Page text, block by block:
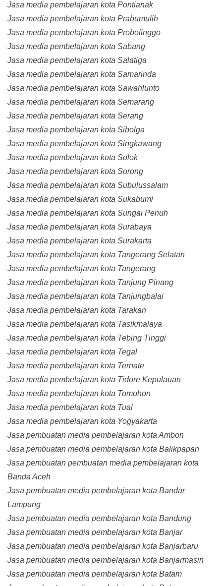
Jasa media pembelajaran kota Pontianak
Jasa media pembelajaran kota Prabumulih
Jasa media pembelajaran kota Probolinggo
Jasa media pembelajaran kota Sabang
Jasa media pembelajaran kota Salatiga
Jasa media pembelajaran kota Samarinda
Jasa media pembelajaran kota Sawahlunto
Jasa media pembelajaran kota Semarang
Jasa media pembelajaran kota Serang
Jasa media pembelajaran kota Sibolga
Jasa media pembelajaran kota Singkawang
Jasa media pembelajaran kota Solok
Jasa media pembelajaran kota Sorong
Jasa media pembelajaran kota Subulussalam
Jasa media pembelajaran kota Sukabumi
Jasa media pembelajaran kota Sungai Penuh
Jasa media pembelajaran kota Surabaya
Jasa media pembelajaran kota Surakarta
Jasa media pembelajaran kota Tangerang Selatan
Jasa media pembelajaran kota Tangerang
Jasa media pembelajaran kota Tanjung Pinang
Jasa media pembelajaran kota Tanjungbalai
Jasa media pembelajaran kota Tarakan
Jasa media pembelajaran kota Tasikmalaya
Jasa media pembelajaran kota Tebing Tinggi
Jasa media pembelajaran kota Tegal
Jasa media pembelajaran kota Ternate
Jasa media pembelajaran kota Tidore Kepulauan
Jasa media pembelajaran kota Tomohon
Jasa media pembelajaran kota Tual
Jasa media pembelajaran kota Yogyakarta
Jasa pembuatan media pembelajaran kota Ambon
Jasa pembuatan media pembelajaran kota Balikpapan
Jasa pembuatan pembuatan media pembelajaran kota
Banda Aceh
Jasa pembuatan media pembelajaran kota Bandar
Lampung
Jasa pembuatan media pembelajaran kota Bandung
Jasa pembuatan media pembelajaran kota Banjar
Jasa pembuatan media pembelajaran kota Banjarbaru
Jasa pembuatan media pembelajaran kota Banjarmasin
Jasa pembuatan media pembelajaran kota Batam